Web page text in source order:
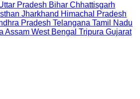
Pradesh Bihar Chhattisgarh
Jharkhand Himachal Pradesh
Pradesh Telangana Tamil Nadu
Assam West Bengal Tripura Gujarat